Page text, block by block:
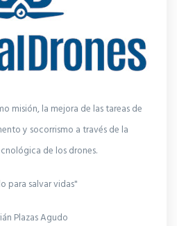
misión, la mejora de las tareas de
y socorrismo a través de la
de los drones.
para salvar vidas"
Plazas Agudo